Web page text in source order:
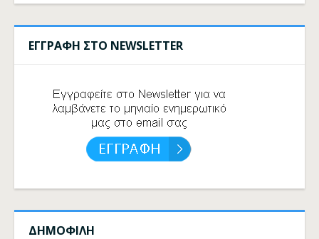
ΕΓΓΡΑΦΗ ΣΤΟ NEWSLETTER
ΔΗΜΟΦΙΛΗ